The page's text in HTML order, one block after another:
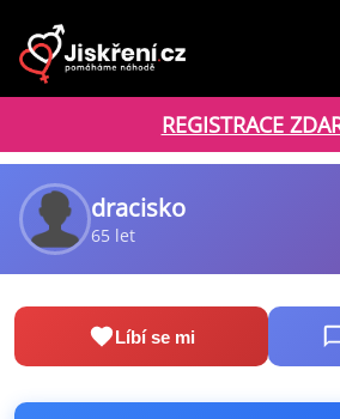
REGISTRACE
dracisko
65 let
Líbí se mi